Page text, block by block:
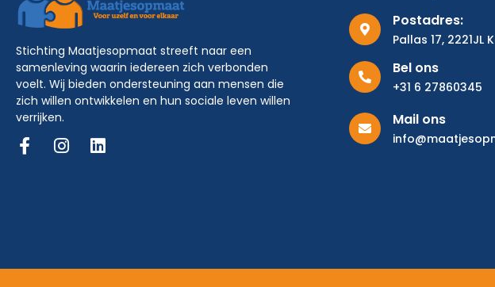
Stichting Maatjesopmaat streeft naar een
samenleving waarin iedereen zich verbonden
voelt. Wij bieden ondersteuning aan mensen die
zich willen ontwikkelen en hun sociale leven willen
verrijken.
Postadres:
Pallas 17, 2221JL
Bel ons
+31 6 27860345
Mail ons